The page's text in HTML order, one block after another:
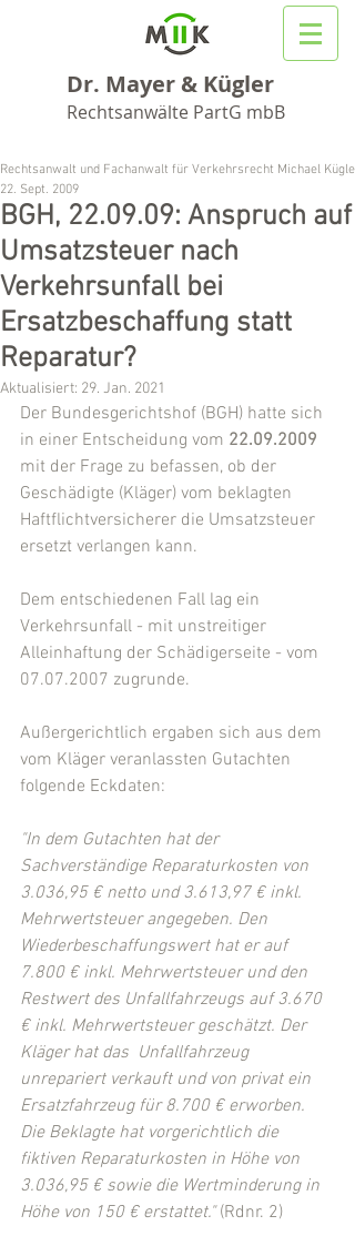
Dr. Mayer & Kügler
Rechtsanwälte PartG mbB
BGH, 22.09.09: Anspruch auf
Umsatzsteuer nach
Verkehrsunfall bei
Ersatzbeschaffung statt
Reparatur?
Rechtsanwalt und Fachanwalt für Verkehrsrecht Michael Kügler
22. Sept. 2009
Aktualisiert: 29. Jan. 2021
Der Bundesgerichtshof (BGH) hatte sich
in einer Entscheidung vom 22.09.2009
mit der Frage zu befassen, ob der
Geschädigte (Kläger) vom beklagten
Haftflichtversicherer die Umsatzsteuer
ersetzt verlangen kann.
Dem entschiedenen Fall lag ein
Verkehrsunfall - mit unstreitiger
Alleinhaftung der Schädigerseite - vom
07.07.2007 zugrunde.
Außergerichtlich ergaben sich aus dem
vom Kläger veranlassten Gutachten
folgende Eckdaten:
"In dem Gutachten hat der
Sachverständige Reparaturkosten von
3.036,95 € netto und 3.613,97 € inkl.
Mehrwertsteuer angegeben. Den
Wiederbeschaffungswert hat er auf
7.800 € inkl. Mehrwertsteuer und den
Restwert des Unfallfahrzeugs auf 3.670
€ inkl. Mehrwertsteuer geschätzt. Der
Kläger hat das  Unfallfahrzeug
unrepariert verkauft und von privat ein
Ersatzfahrzeug für 8.700 € erworben.
Die Beklagte hat vorgerichtlich die
fiktiven Reparaturkosten in Höhe von
3.036,95 € sowie die Wertminderung in
Höhe von 150 € erstattet." (Rdnr. 2)